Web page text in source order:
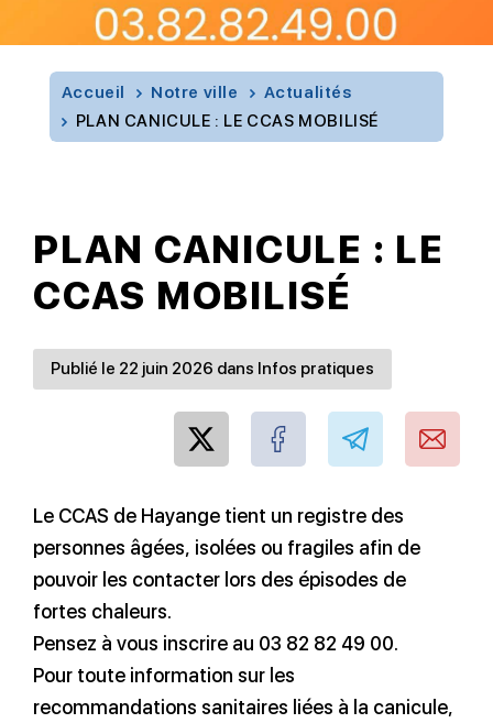
Accueil Notre ville
Actualités
PLAN CANICULE : LE CCAS MOBILISÉ
PLAN CANICULE : LE
CCAS MOBILISÉ
Publié le 22 juin 2026 dans Infos pratiques
Le CCAS de Hayange tient un registre des
personnes âgées, isolées ou fragiles afin de
pouvoir les contacter lors des épisodes de
fortes chaleurs.
Pensez à vous inscrire au 03 82 82 49 00.
Pour toute information sur les
recommandations sanitaires liées à la canicule,